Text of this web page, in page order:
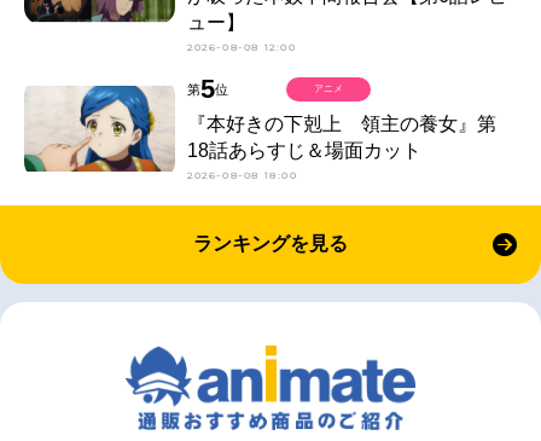
ュー】
2026-08-08 12:00
第5位
『本好きの下剋上 領主の養女』第
18話あらすじ＆場面カット
2026-08-08 18:00
アニメ
ランキングを見る